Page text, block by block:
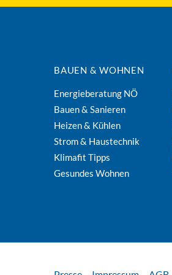
BAUEN & WOHNEN
Energieberatung NÖ
Bauen & Sanieren
Heizen & Kühlen
Strom & Haustechnik
Klimafit Tipps
Gesundes Wohnen